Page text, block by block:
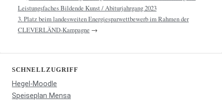
Leistungsfaches Bildende Kunst / Abiturjahrgang 2023
3. Platz beim landesweiten Energiesparwettbewerb im Rahmen der
CLEVERLÄND-Kampagne →
SCHNELLZUGRIFF
Hegel-Moodle
Speiseplan Mensa